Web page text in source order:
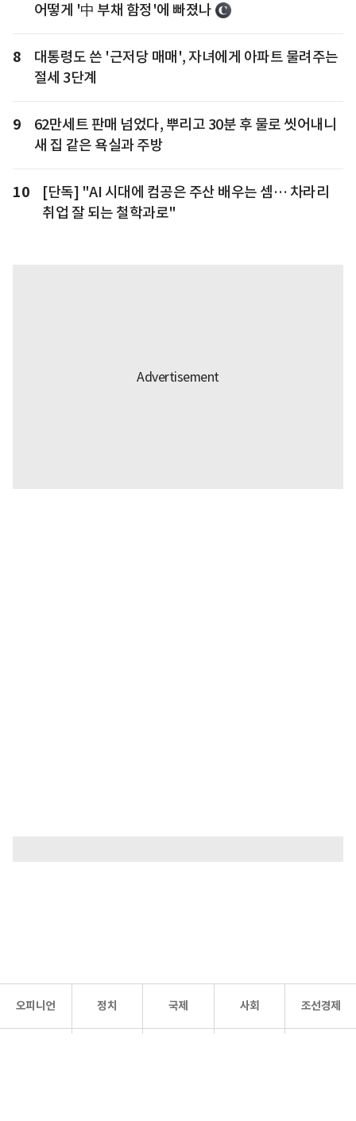
어떻게 '中 부채 함정'에 빠졌나
8
대통령도 쓴 '근저당 매매', 자녀에게 아파트 물려주는
절세 3단계
9
62만세트 판매 넘었다, 뿌리고 30분 후 물로 씻어내니
새 집 같은 욕실과 주방
10
[단독] "AI 시대에 컴공은 주산 배우는 셈… 차라리
취업 잘 되는 철학과로"
오피니언 정치 국제 사회 조선경제